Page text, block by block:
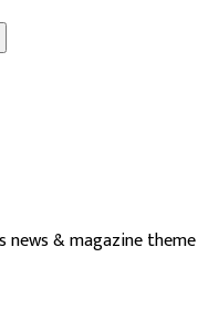
news & magazine theme